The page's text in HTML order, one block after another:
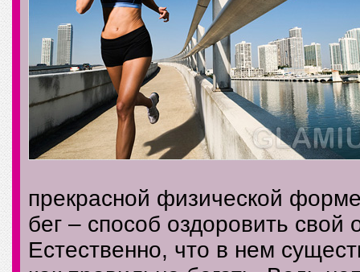
прекрасной физической
бег – способ оздоровить свой
Естественно, что в нем